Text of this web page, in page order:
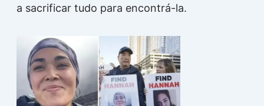
a sacrificar tudo para encontrá-la.